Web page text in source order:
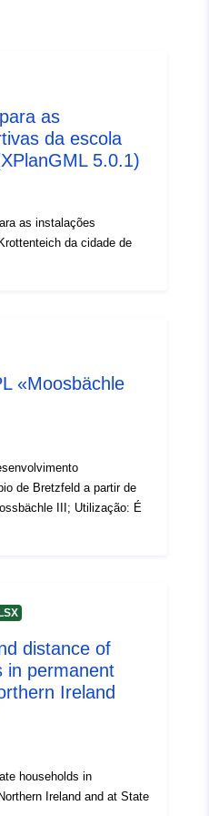
], [ 9.7129804,
], [ 9.7129804,
48.988071 ] ]
data.europa.eu/88u/dataset/
as
da escola
5.0.1)
as instalações
da cidade de
«Moosbächle
de Bretzfeld a partir de
III; Utilização: É
distance of
in permanent
Ireland
households in
Ireland and at State